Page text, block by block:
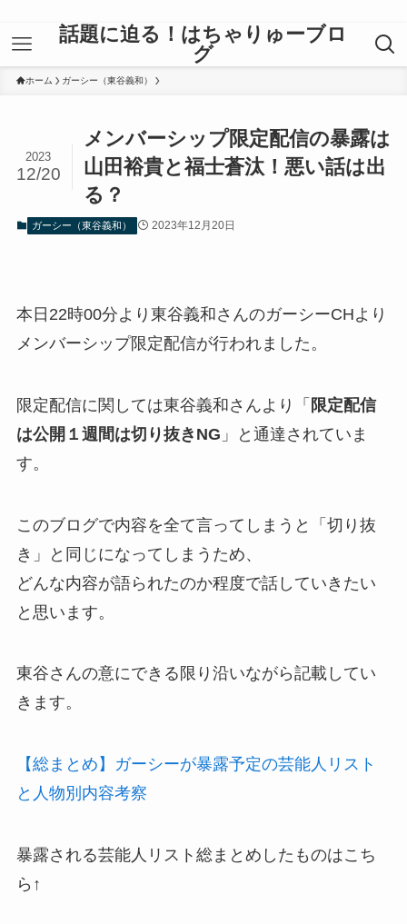
話題に迫る！はちゃりゅーブロ
グ
ホーム ガーシー（東谷義和）
メンバーシップ限定配信の暴露は
山田裕貴と福士蒼汰！悪い話は出
る？
2023
12/20
ガーシー（東谷義和） 2023年12月20日
本日22時00分より東谷義和さんのガーシーCHより
メンバーシップ限定配信が行われました。
限定配信に関しては東谷義和さんより「 限定配信
は公開１週間は切り抜きNG 」と通達されていま
す。
このブログで内容を全て言ってしまうと「切り抜
き」と同じになってしまうため、
どんな内容が語られたのか程度で話していきたい
と思います。
東谷さんの意にできる限り沿いながら記載してい
きます。
【総まとめ】ガーシーが暴露予定の芸能人リスト
と人物別内容考察
暴露される芸能人リスト総まとめしたものはこち
ら↑